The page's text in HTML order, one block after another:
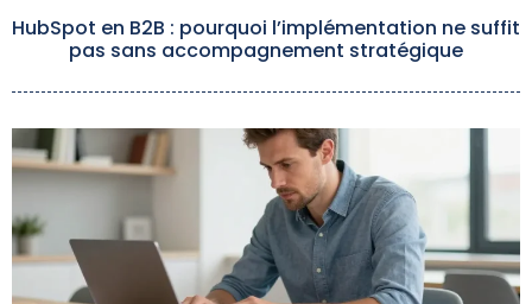
HubSpot en B2B : pourquoi l’implémentation ne suffit
pas sans accompagnement stratégique